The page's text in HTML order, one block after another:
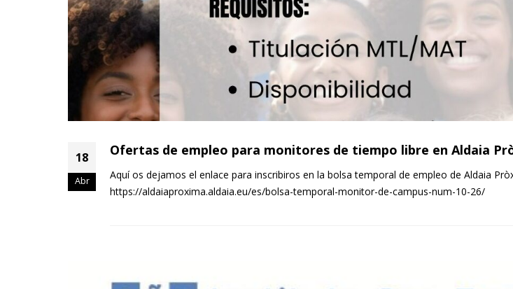
18
Abr
Ofertas de empleo para monitores de tiempo libre en Aldaia
Aquí os dejamos el enlace para inscribiros en la bolsa temporal de empleo de Aldaia
https://aldaiaproxima.aldaia.eu/es/bolsa-temporal-monitor-de-campus-num-10-26/